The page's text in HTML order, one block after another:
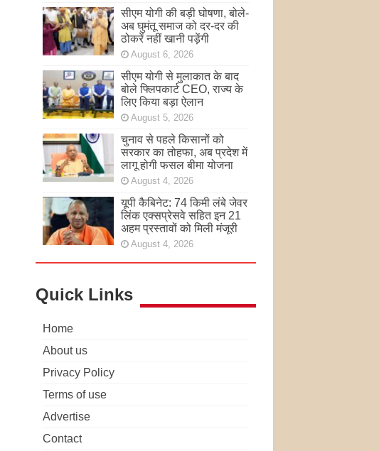
सीएम योगी की बड़ी घोषणा, बोले-
अब घुमंतू समाज को दर-दर की
ठोकरें नहीं खानी पड़ेंगी
August 6, 2026
सीएम योगी से मुलाकात के बाद
बोले फ्लिपकार्ट CEO, राज्य के
लिए किया बड़ा ऐलान
August 5, 2026
चुनाव से पहले किसानों को
सरकार का तोहफा, अब प्रदेश में
लागू होगी फसल बीमा योजना
August 4, 2026
यूपी कैबिनेट: 74 किमी लंबे जेवर
लिंक एक्सप्रेसवे सहित इन 21
अहम प्रस्तावों को मिली मंजूरी
August 4, 2026
Quick Links
Home
About us
Privacy Policy
Terms of use
Advertise
Contact